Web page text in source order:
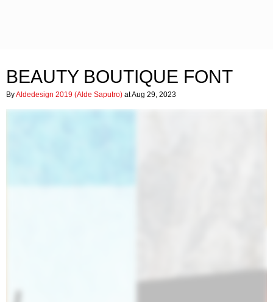
BEAUTY BOUTIQUE FONT
ByAldedesign 2019 (Alde Saputro) at Aug 29, 2023